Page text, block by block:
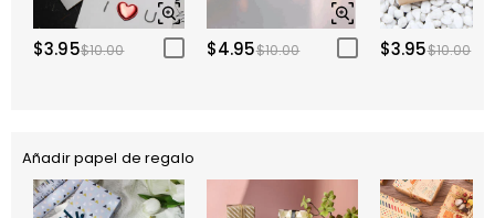
$3.95$10.00 $4.95$10.00 $3.95$10.00
Añadir papel de regalo